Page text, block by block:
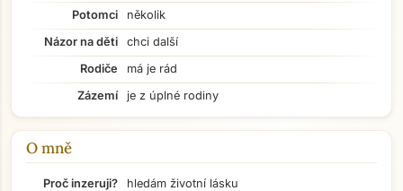
Přejít na hlavní obsah
Potomci
několik
Názor na děti
chci další
Rodiče
má je rád
Zázemí
je z úplné rodiny
O mně
Proč inzeruji?
hledám životní lásku